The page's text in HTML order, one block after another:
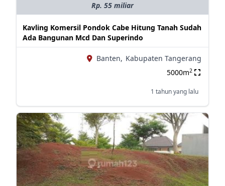
Rp. 55 miliar
Kavling Komersil Pondok Cabe Hitung Tanah Sudah
Ada Bangunan Mcd Dan Superindo
Banten, Kabupaten Tangerang
5000m2
1 tahun yang lalu